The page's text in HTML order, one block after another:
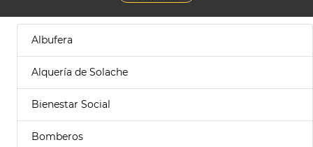
Albufera
Alquería de Solache
Bienestar Social
Bomberos